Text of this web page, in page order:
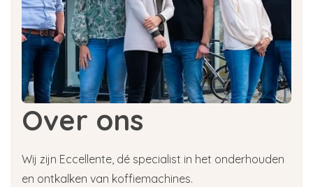
Over ons
Wij zijn Eccellente, dé specialist in het onderhouden
en ontkalken van koffiemachines.